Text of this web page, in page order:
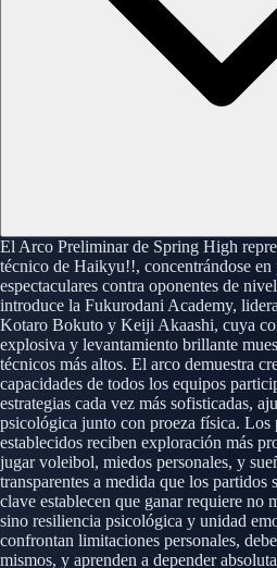
El Arco Preliminar de Spring High
técnico de Haikyu!!, concentrándose en
espectaculares contra oponentes de
introduce la Fukurodani Academy,
Kotaro Bokuto y Keiji Akaashi, cuya
explosiva y levantamiento brillante
técnicos más altos. El arco demuestra
capacidades de todos los equipos
estrategias cada vez más sofisticadas,
psicológica junto con proeza física. Los
establecidos reciben exploración más
jugar voleibol, miedos personales, y
transparentes a medida que los
clave establecen que ganar requiere no
sino resiliencia psicológica y unidad
confrontan limitaciones personales,
mismos, y aprenden a depender